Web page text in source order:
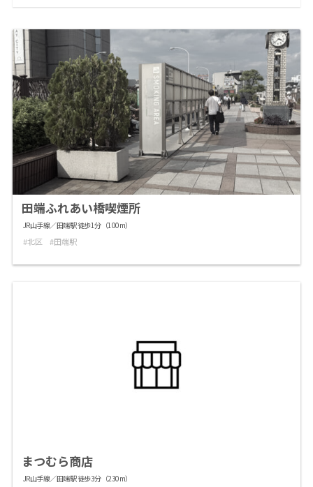
田端ふれあい橋喫煙所
JR山手線／田端駅 徒歩1分（100m）
北区 田端駅
まつむら商店
JR山手線／田端駅 徒歩3分（230m）